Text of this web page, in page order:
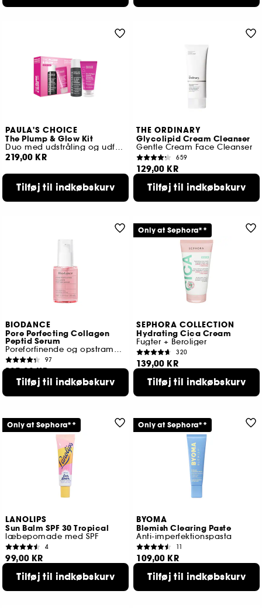
PAULA'S CHOICE
The Plump & Glow Kit
Duo med udstråling og udfyldende effekt
219,00 KR
Tilføj til indkøbskurv
THE ORDINARY
Glycolipid Cream Cleanser
Gentle Cream Face Cleanser
659
129,00 KR
Tilføj til indkøbskurv
BIODANCE
Pore Perfecting Collagen
Peptid Serum
Poreforfinende og opstrammende serum
97
185,00 KR
Tilføj til indkøbskurv
SEPHORA COLLECTION
Hydrating Cica Cream
Fugter + Beroliger
320
139,00 KR
Tilføj til indkøbskurv
Only at Sephora**
LANOLIPS
Sun Balm SPF 30 Tropical
læbepomade med SPF
4
99,00 KR
Tilføj til indkøbskurv
Only at Sephora**
BYOMA
Blemish Clearing Paste
Anti-imperfektionspasta
11
109,00 KR
Tilføj til indkøbskurv
Only at Sephora**